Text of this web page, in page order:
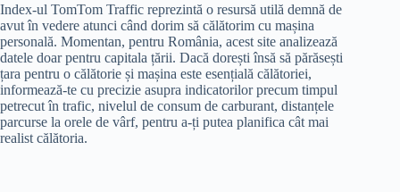
Index-ul TomTom Traffic reprezintă o resursă utilă demnă de
avut în vedere atunci când dorim să călătorim cu mașina
personală. Momentan, pentru România, acest site analizează
datele doar pentru capitala țării. Dacă dorești însă să părăsești
țara pentru o călătorie și mașina este esențială călătoriei,
informează-te cu precizie asupra indicatorilor precum timpul
petrecut în trafic, nivelul de consum de carburant, distanțele
parcurse la orele de vârf, pentru a-ți putea planifica cât mai
realist călătoria.